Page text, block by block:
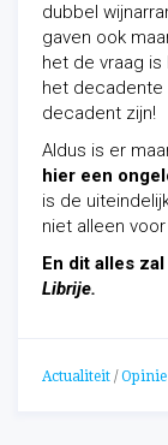
dubbel
gaven ook
het de vraag is
het
decadent zijn!
Aldus is er
hier een
is de
niet alleen
En dit alles
Librije.
Actualiteit / Opinie